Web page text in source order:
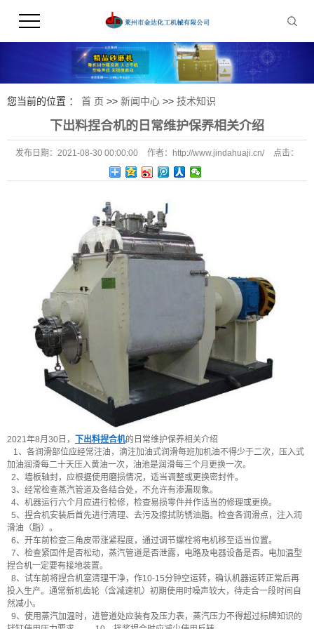
您当前的位置 ： 首 页 >> 新闻中心 >> 技术知识
下出料捏合机的日常维护保养相关介绍
发布日期： 2021-08-30 00:00:00 作者： http://www.jindahuaji.cn/
点击：
482
2021年8月30日， 下出料捏合机的日常维护保养相关介绍
1、各润滑部位应经常注油，滴注加油式润滑每班加机油不得少于二次，压入式
加油润滑每二十天压入黄油一次，油池是润滑每三个月更换一次。
2、墙板轴封，应根据使用磨损情况，适当调整或更换密封件。
3、经常检查蒸汽管道及各结合处，不允许有渗漏现象。
4、机器运行六个月应进行检修，检查易损零件并作适当的修理或更换。
5、捏合机安装后首先进行清理、去污及擦拭防锈油脂。检查各润滑点，注入润
滑油（脂）。
6、开车前检查三角皮带涨紧程度，通过调节螺栓将电机移至适当位置。
7、检查紧固件是否松动，蒸汽管道是否泄露，电路及电器设备是否。电加温型
捏合机一定要有接地装置。
8、试车前将捏合机室清理干净，作10-15分钟空运转，确认机器运转正常后再
投入生产。通常新机齿轮（含减速机）初期使用时噪声较大，待走合一段时间自
然减小。
9、使用蒸汽加温时，进管道处应装有及压力表，蒸汽压力不得超过标牌知识的